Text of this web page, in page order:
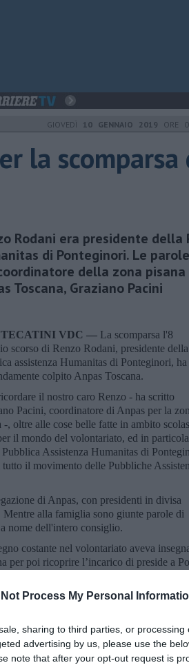
Not Process My Personal
sharing to third parties, or processing
advertising by us, please use the
note that after your opt-out request is
GIOVEDÌ 10 GENNAIO 2019 ORE
la scomparsa
Rodani era presidente della
di Ponteginori. Le parole
della zona pisana
Toscana, Graziano Pacini
VDC — La scomparsa l'8
scorso di Renzo Rodani, presidente della
assistenza Humanitas di Ponteginori, ha
colpito Anpas Toscana.
il nostro caro Renzo - ha scritto
Pacini, coordinatore di Anpas per la
-, oltre alle cose belle fatte in ambito
il mondo del volontariato, ed in
Assistenza Humanitas di
il movimento delle Pubbliche
di Anpas, con presidenti in divisa
alla famiglia sono giunte parole di
nome dell'intero consiglio.
costante nel volontariato aveva
per poi ricoprire l’incarico di preside a